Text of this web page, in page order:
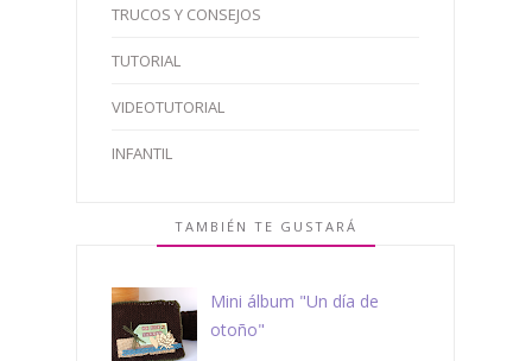
TRUCOS Y CONSEJOS
TUTORIAL
VIDEOTUTORIAL
INFANTIL
TAMBIÉN TE GUSTARÁ
Mini álbum "Un día de
otoño"